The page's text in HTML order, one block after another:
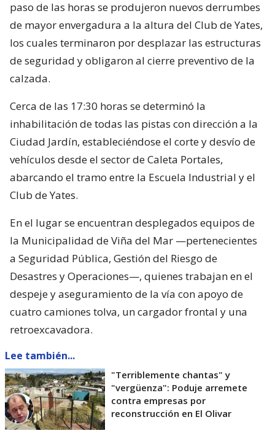
paso de las horas se produjeron nuevos derrumbes
de mayor envergadura a la altura del Club de Yates,
los cuales terminaron por desplazar las estructuras
de seguridad y obligaron al cierre preventivo de la
calzada.
Cerca de las 17:30 horas se determinó la
inhabilitación de todas las pistas con dirección a la
Ciudad Jardín, estableciéndose el corte y desvío de
vehículos desde el sector de Caleta Portales,
abarcando el tramo entre la Escuela Industrial y el
Club de Yates.
En el lugar se encuentran desplegados equipos de
la Municipalidad de Viña del Mar —pertenecientes
a Seguridad Pública, Gestión del Riesgo de
Desastres y Operaciones—, quienes trabajan en el
despeje y aseguramiento de la vía con apoyo de
cuatro camiones tolva, un cargador frontal y una
retroexcavadora.
Lee también...
"Terriblemente chantas" y
"vergüenza": Poduje arremete
contra empresas por
reconstrucción en El Olivar